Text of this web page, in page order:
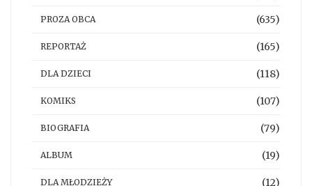
PROZA OBCA (635)
REPORTAŻ (165)
DLA DZIECI (118)
KOMIKS (107)
BIOGRAFIA (79)
ALBUM (19)
DLA MŁODZIEŻY (12)